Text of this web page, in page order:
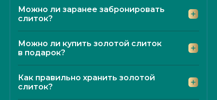
Можно ли заранее забронировать
слиток?
Можно ли купить золотой слиток
в подарок?
Как правильно хранить золотой
слиток?